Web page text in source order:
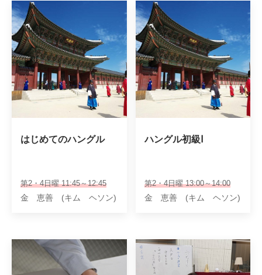
はじめてのハングル
第2・4日曜 11:45～12:45
金 恵善 (キム ヘソン)
ハングル初級Ⅰ
第2・4日曜 13:00～14:00
金 恵善 (キム ヘソン)